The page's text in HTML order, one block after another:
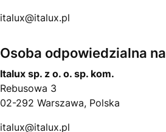
italux@italux.pl
Osoba odpowiedzialna
Italux sp. z o. o. sp. kom.
Rebusowa 3
02-292 Warszawa, Polska
italux@italux.pl